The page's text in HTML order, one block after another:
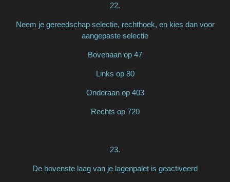
22.
Neem je gereedschap selectie, rechthoek, en kies dan voor
aangepaste selectie
Bovenaan op 47
Links op 80
Onderaan op 403
Rechts op 720
23.
De bovenste laag van je lagenpalet is geactiveerd